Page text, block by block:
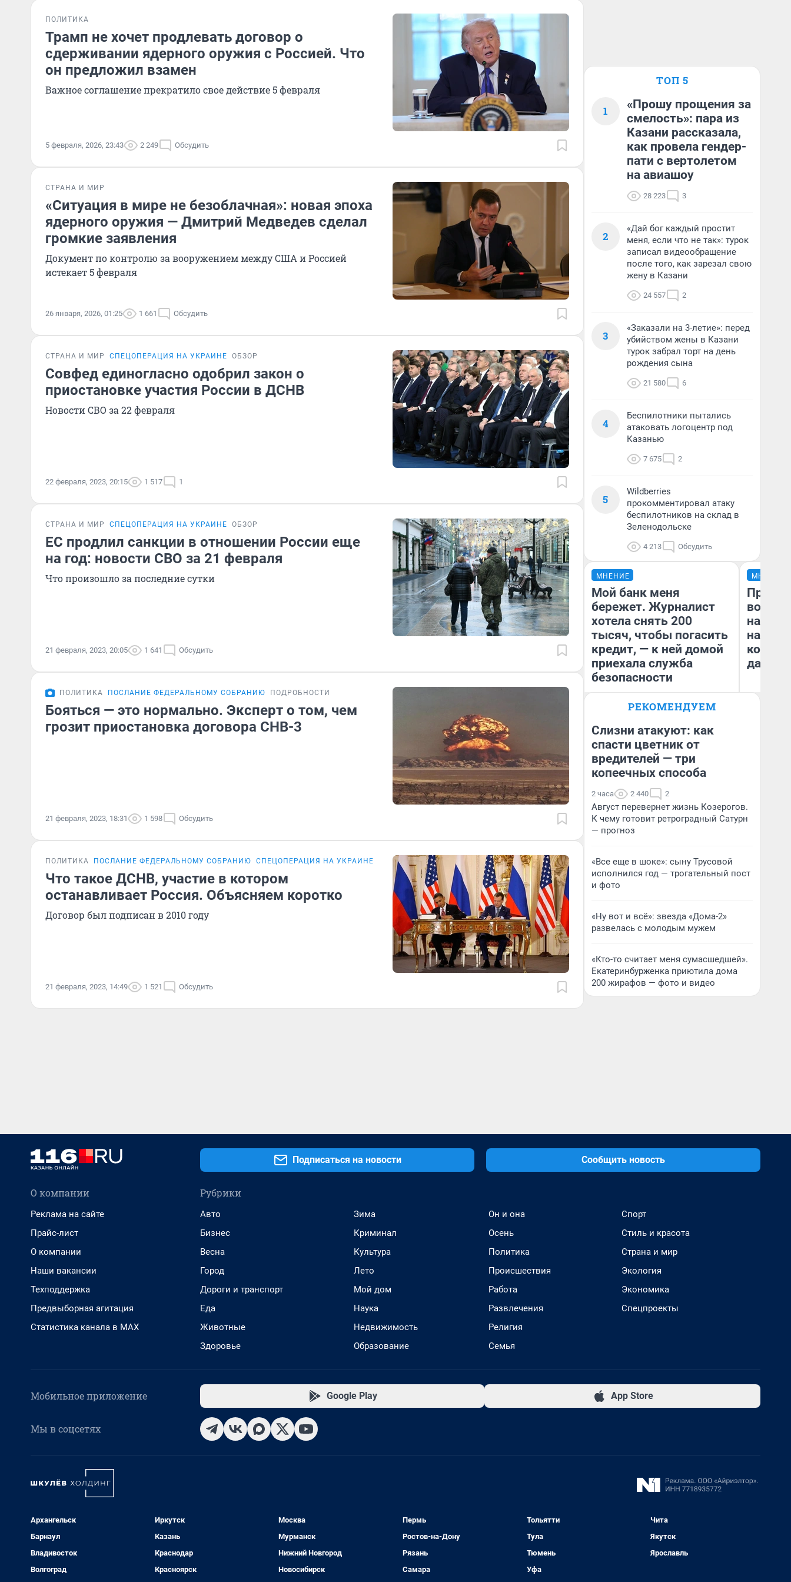
ПОЛИТИКА
Трамп не хочет продлевать договор о
сдерживании ядерного оружия с Россией. Что
он предложил взамен
Важное соглашение прекратило свое действие 5 февраля
5 февраля, 2026, 23:43 2 249 Обсудить
СТРАНА И МИР
«Ситуация в мире не безоблачная»: новая эпоха
ядерного оружия — Дмитрий Медведев сделал
громкие заявления
Документ по контролю за вооружением между США и Россией
истекает 5 февраля
26 января, 2026, 01:25 1 661 Обсудить
СТРАНА И МИР СПЕЦОПЕРАЦИЯ НА УКРАИНЕ ОБЗОР
Совфед единогласно одобрил закон о
приостановке участия России в ДСНВ
Новости СВО за 22 февраля
22 февраля, 2023, 20:15 1 517 1
СТРАНА И МИР СПЕЦОПЕРАЦИЯ НА УКРАИНЕ ОБЗОР
ЕС продлил санкции в отношении России еще
на год: новости СВО за 21 февраля
Что произошло за последние сутки
21 февраля, 2023, 20:05 1 641 Обсудить
ПОЛИТИКА ПОСЛАНИЕ ФЕДЕРАЛЬНОМУ СОБРАНИЮ ПОДРОБНОСТИ
Бояться — это нормально. Эксперт о том, чем
грозит приостановка договора СНВ-3
21 февраля, 2023, 18:31 1 598 Обсудить
ПОЛИТИКА ПОСЛАНИЕ ФЕДЕРАЛЬНОМУ СОБРАНИЮ СПЕЦОПЕРАЦИЯ НА УКРАИНЕ
Что такое ДСНВ, участие в котором
останавливает Россия. Объясняем коротко
Договор был подписан в 2010 году
21 февраля, 2023, 14:49 1 521 Обсудить
ТОП 5
1
«Прошу прощения за
смелость»: пара из
Казани рассказала,
как провела гендер-
пати с вертолетом
на авиашоу
28 223 3
2
«Дай бог каждый простит
меня, если что не так»: турок
записал видеообращение
после того, как зарезал свою
жену в Казани
24 557 2
3
«Заказали на 3-летие»: перед
убийством жены в Казани
турок забрал торт на день
рождения сына
21 580 6
4
Беспилотники пытались
атаковать логоцентр под
Казанью
7 675 2
5
Wildberries
прокомментировал атаку
беспилотников на склад в
Зеленодольске
4 213 Обсудить
МНЕНИЕ
Мой банк меня
бережет. Журналист
хотела снять 200
тысяч, чтобы погасить
кредит, — к ней домой
приехала служба
безопасности
Ксения Владимирская
МНЕНИЕ
нам
даже
РЕКОМЕНДУЕМ
Слизни атакуют: как
спасти цветник от
вредителей — три
копеечных способа
2 часа 2 440 2
Август перевернет жизнь Козерогов.
К чему готовит ретроградный Сатурн
— прогноз
«Все еще в шоке»: сыну Трусовой
исполнился год — трогательный пост
и фото
«Ну вот и всё»: звезда «Дома-2»
развелась с молодым мужем
«Кто-то считает меня сумасшедшей».
Екатеринбурженка приютила дома
200 жирафов — фото и видео
Подписаться на новости Сообщить новость
О компании
Реклама на сайте
Прайс-лист
О компании
Наши вакансии
Техподдержка
Предвыборная агитация
Статистика канала в MAX
Рубрики
Авто
Бизнес
Весна
Город
Дороги и транспорт
Еда
Животные
Здоровье
Зима
Криминал
Культура
Лето
Мой дом
Наука
Недвижимость
Образование
Он и она
Осень
Политика
Происшествия
Работа
Развлечения
Религия
Семья
Спорт
Стиль и красота
Страна и мир
Экология
Экономика
Спецпроекты
Мобильное приложение Google Play App Store
Мы в соцсетях
Архангельск
Барнаул
Владивосток
Волгоград
Иркутск
Казань
Краснодар
Красноярск
Москва
Мурманск
Нижний Новгород
Новосибирск
Пермь
Ростов-на-Дону
Рязань
Самара
Тольятти
Тула
Тюмень
Уфа
Чита
Якутск
Ярославль